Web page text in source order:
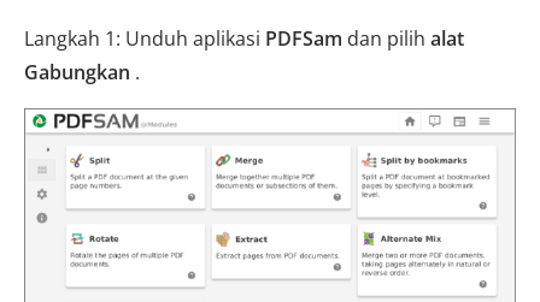
Langkah 1: Unduh aplikasi PDFSam dan pilih alat
Gabungkan .